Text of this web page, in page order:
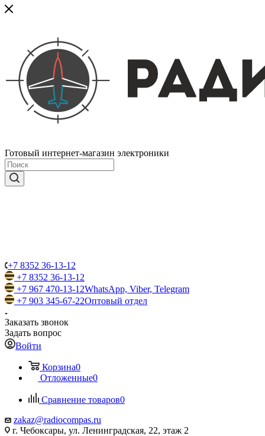
Готовый интернет-магазин электроники
+7 8352 36-13-12
+7 8352 36-13-12
+7 967 470-13-12WhatsApp, Viber, Telegram
+7 903 345-67-22Оптовый отдел
Заказать звонок
Задать вопрос
Войти
Корзина0
Отложенные0
Сравнение товаров0
zakaz@radiocompas.ru
г. Чебоксары, ул. Ленинградская, 22, этаж 2